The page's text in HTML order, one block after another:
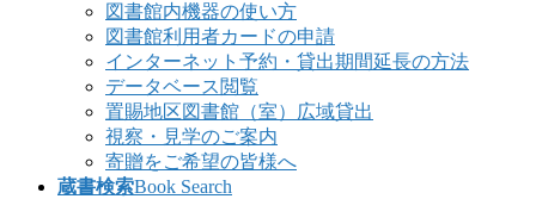
図書館内機器の使い方
図書館利用者カードの申請
インターネット予約・貸出期間延長の方法
データベース閲覧
置賜地区図書館（室）広域貸出
視察・見学のご案内
寄贈をご希望の皆様へ
蔵書検索Book Search